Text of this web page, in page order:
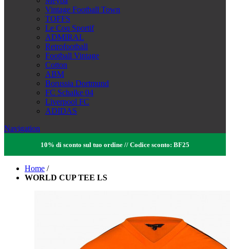
Vintage Football Town
TOFFS
Le Coq Sportif
ADMIRAL
Retrofootball
Football Vintage
Cotton
ABM
Borussia Dortmund
FC Schalke 04
Liverpool FC
ADIDAS
Navigation
10% di sconto sul tuo ordine // Codice sconto: BF25
Home /
WORLD CUP TEE LS